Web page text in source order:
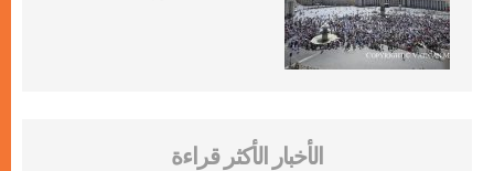
الأخبار الأكثر قراءة